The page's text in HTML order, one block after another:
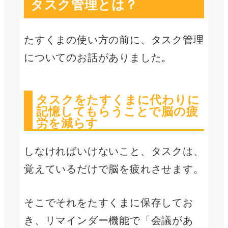
タスク管理とは？
たすくまの使い方の前に、タスク管理
についてのお話がありました。
タスクをたすくまに代わりに
記憶してもらうことで脳の疲
労を減らす
しなければいけないこと、タスクは、
覚えているだけで脳を疲れさせます。
そこでそれをたすくまに保存してお
き、リマインダー機能で「会議があ